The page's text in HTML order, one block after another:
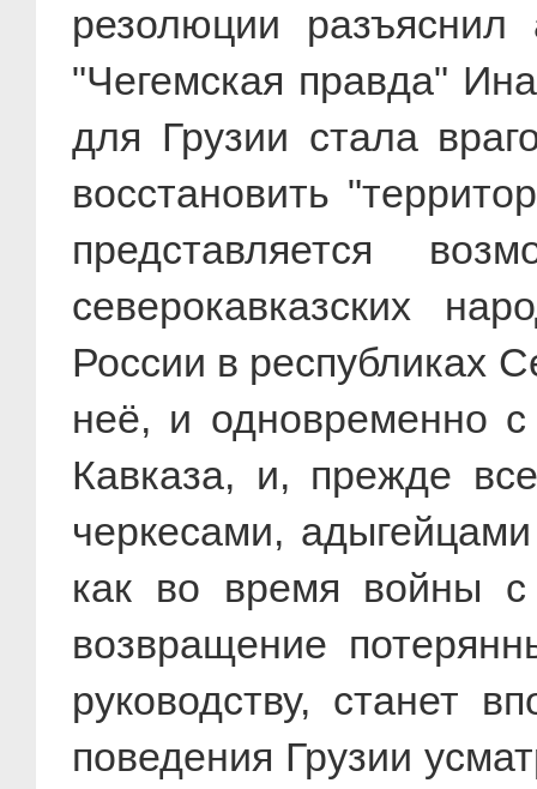
резолюции разъяснил
"Чегемская правда"
для Грузии стала
восстановить
представляется
северокавказских
России в республиках
неё, и одновременно
Кавказа, и, прежде
черкесами,
как во время войны с
возвращение
руководству, станет
поведения Грузии